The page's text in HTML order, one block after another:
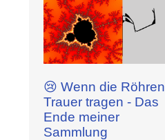
😢 Wenn die Röhren
Trauer tragen - Das
Ende meiner
Sammlung